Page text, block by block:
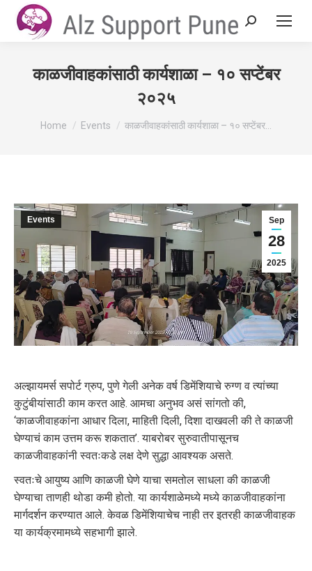
Search:
काळजीवाहकांसाठी कार्यशाळा – १० सप्टेंबर
२०२५
You are here:
Home Events काळजीवाहकांसाठी कार्यशाळा – १० सप्टेंबर…
Sep
28
2025
Events
अल्झायमर्स सपोर्ट ग्रुप, पुणे गेली अनेक वर्ष डिमेंशियाचे रुग्ण व त्यांच्या
कुटुंबीयांसाठी काम करत आहे. आमचा अनुभव असं सांगतो की,
‘काळजीवाहकांना आधार दिला, माहिती दिली, दिशा दाखवली की ते काळजी
घेण्याचं काम उत्तम करू शकतात’. याबरोबर सुरुवातीपासूनच
काळजीवाहकांनी स्वतःकडे लक्ष देणे सुद्धा आवश्यक असते.
स्वतःचे आयुष्य आणि काळजी घेणे याचा समतोल साधला की काळजी
घेण्याचा ताणही थोडा कमी होतो. या कार्यशाळेमध्ये मध्ये काळजीवाहकांना
मार्गदर्शन करण्यात आले. केवळ डिमेंशियाचेच नाही तर इतरही काळजीवाहक
या कार्यक्रमामध्ये सहभागी झाले.